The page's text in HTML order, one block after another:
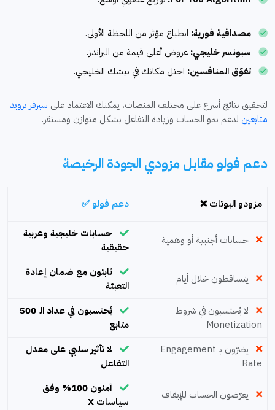
مصداقية فورية: انطباع مؤثر من اللحظة الأولى.
سبونسر خليجي: عروض أعلى قيمة من البراندز.
تفوّق المنافسين: احتل مكانك في نيشك الخليجي.
لتحقيق نتائج أسرع على مختلف المنصات، يمكنك الاعتماد على سيرفر تزويد
متابعين لدعم نمو الحساب وزيادة التفاعل بشكل متوازن ومستقر.
دعم فولو مقابل مزودي الجودة الرخيصة
مزودو البوتات ❌ دعم فولو ✅
حسابات أجنبية أو وهمية
حسابات خليجية وعربية
حقيقية
يتساقطون خلال أيام
ثابتون مع ضمان إعادة
التعبئة
لا يُحتسبون في شروط
Monetization
يُحتسبون في عداد الـ 500
متابع
يضرّون بـ Engagement
Rate
لا تأثير سلبي على معدل
التفاعل
يعرّضون الحساب للإيقاف
آمنون 100% وفق
سياسات X